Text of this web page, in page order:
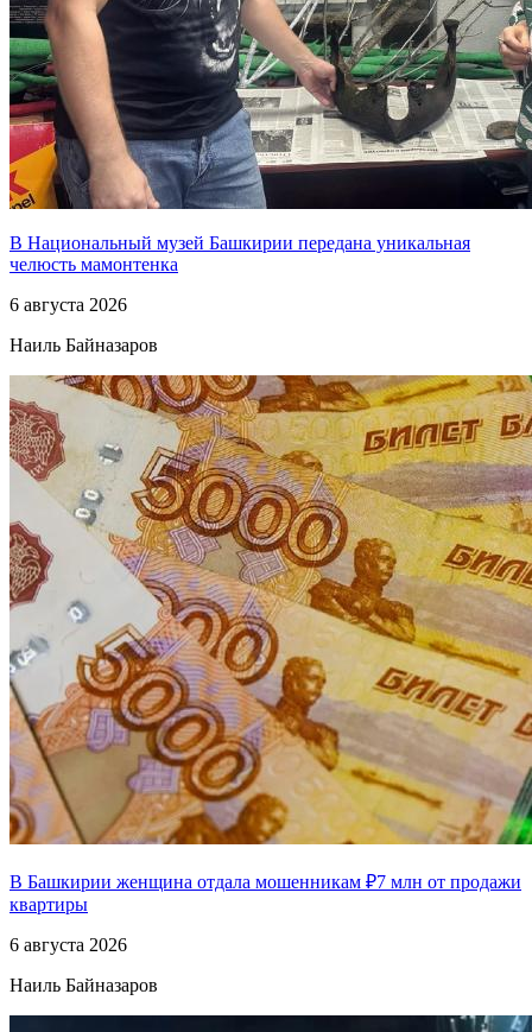
В Национальный музей Башкирии передана уникальная
челюсть мамонтенка
6 августа 2026
Наиль Байназаров
В Башкирии женщина отдала мошенникам ₽7 млн от продажи
квартиры
6 августа 2026
Наиль Байназаров